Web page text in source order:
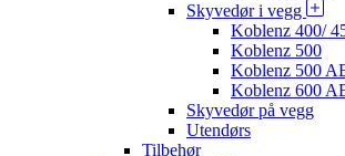
Skyvedør i vegg
Koblenz 400/
Koblenz 500
Koblenz 500
Koblenz 600
Skyvedør på vegg
Utendørs
Tilbehør